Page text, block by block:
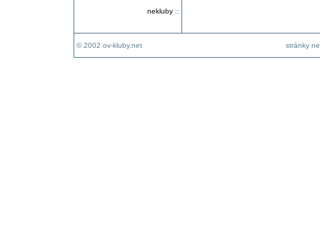
nekluby::
© 2002 ov-kluby.net stránky